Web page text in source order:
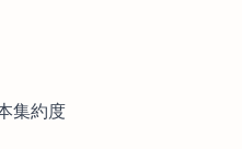
集約度